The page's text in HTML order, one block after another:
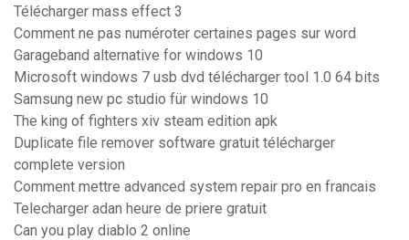
Télécharger mass effect 3
Comment ne pas numéroter certaines pages sur word
Garageband alternative for windows 10
Microsoft windows 7 usb dvd télécharger tool 1.0 64 bits
Samsung new pc studio für windows 10
The king of fighters xiv steam edition apk
Duplicate file remover software gratuit télécharger
complete version
Comment mettre advanced system repair pro en francais
Telecharger adan heure de priere gratuit
Can you play diablo 2 online